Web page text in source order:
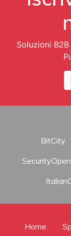
Soluzioni
BitCity
Home